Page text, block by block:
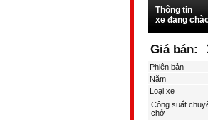
Thông tin
xe đang
Giá bán:
Phiên bản
Năm
Loại xe
Công suất
chở